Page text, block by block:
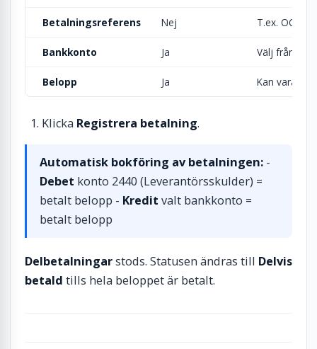
Betalningsreferens Nej T.ex. OCR-
Bankkonto Ja Välj från
Belopp Ja Kan vara
Klicka Registrera betalning.
Automatisk bokföring av betalningen:-
Debet konto 2440 (Leverantörsskulder) =
betalt belopp - Kredit valt bankkonto =
betalt belopp
Delbetalningarstods. Statusen ändras till Delvis
betald tills hela beloppet är betalt.